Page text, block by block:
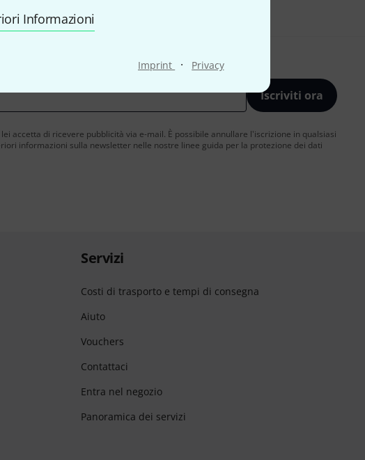
Informazioni
Imprint · Privacy
Iscriviti ora
accetta di ricevere pubblicità via e-mail. È possibile annullare l'iscrizione in qualsiasi
informazioni sulla newsletter nelle nostre linee guida per la protezione dei dati
Servizi
Costi di trasporto e tempi di consegna
Aiuto
Vouchers
Contattaci
Entra nel negozio
Panoramica dei servizi